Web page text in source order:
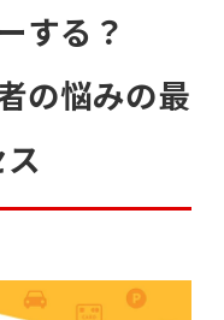
する？
の悩みの最